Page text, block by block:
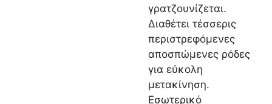
γρατζουνίζεται.
Διαθέτει τέσσερις
περιστρεφόμενες
αποσπώμενες ρόδες
για εύκολη
μετακίνηση.
Εσωτερικό